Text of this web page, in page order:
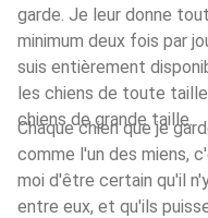
garde. Je leur donne
minimum deux fois par
suis entièrement
les chiens de toute
chiens de grande taille.
Chaque chien que je
comme l'un des miens,
moi d'être certain qu'il
entre eux, et qu'ils